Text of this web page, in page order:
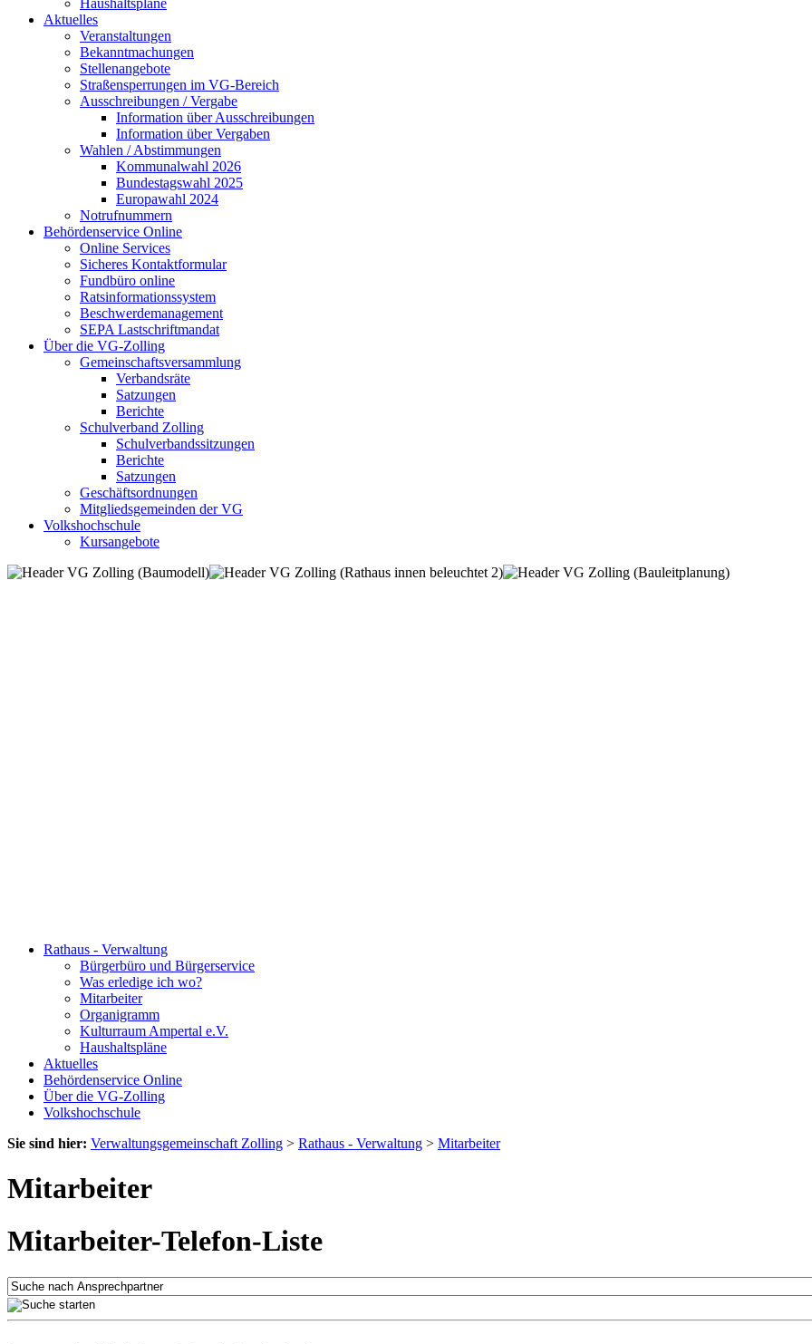
Haushaltspläne
Aktuelles
Veranstaltungen
Bekanntmachungen
Stellenangebote
Straßensperrungen im VG-Bereich
Ausschreibungen / Vergabe
Information über Ausschreibungen
Information über Vergaben
Wahlen / Abstimmungen
Kommunalwahl 2026
Bundestagswahl 2025
Europawahl 2024
Notrufnummern
Behördenservice Online
Online Services
Sicheres Kontaktformular
Fundbüro online
Ratsinformationssystem
Beschwerdemanagement
SEPA Lastschriftmandat
Über die VG-Zolling
Gemeinschaftsversammlung
Verbandsräte
Satzungen
Berichte
Schulverband Zolling
Schulverbandssitzungen
Berichte
Satzungen
Geschäftsordnungen
Mitgliedsgemeinden der VG
Volkshochschule
Kursangebote
Rathaus - Verwaltung
Bürgerbüro und Bürgerservice
Was erledige ich wo?
Mitarbeiter
Organigramm
Kulturraum Ampertal e.V.
Haushaltspläne
Aktuelles
Behördenservice Online
Über die VG-Zolling
Volkshochschule
Sie sind hier: Verwaltungsgemeinschaft Zolling > Rathaus - Verwaltung > Mitarbeiter
Mitarbeiter
Mitarbeiter-Telefon-Liste